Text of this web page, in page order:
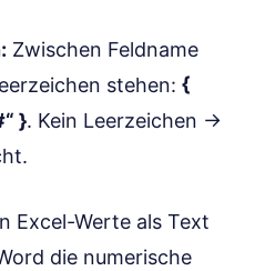
Zwischen Feldname
stehen: {
}. Kein Leerzeichen →
Excel-Werte als Text
die numerische